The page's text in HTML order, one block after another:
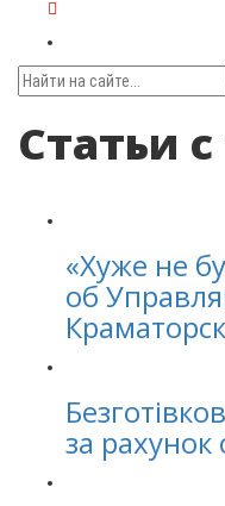
Статьи
«Хуже не
об
за рахунок